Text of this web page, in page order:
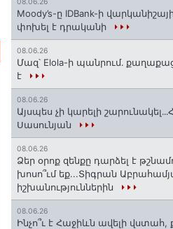
Moody’s-ը IDBank-ի
փոխել է դրականի
08.06.26
Մազ՝ Elola-ի պանրում․
է
08.06.26
Այսպես չի կարելի
Սասունյան
08.06.26
Ձեր օրոք զենքը դարձել է
խոսո՞ւմ եք...Տիգրան
իշխանություններին
08.06.26
Ինչո՞ւ է Հաջիևն ավելի վստահ,